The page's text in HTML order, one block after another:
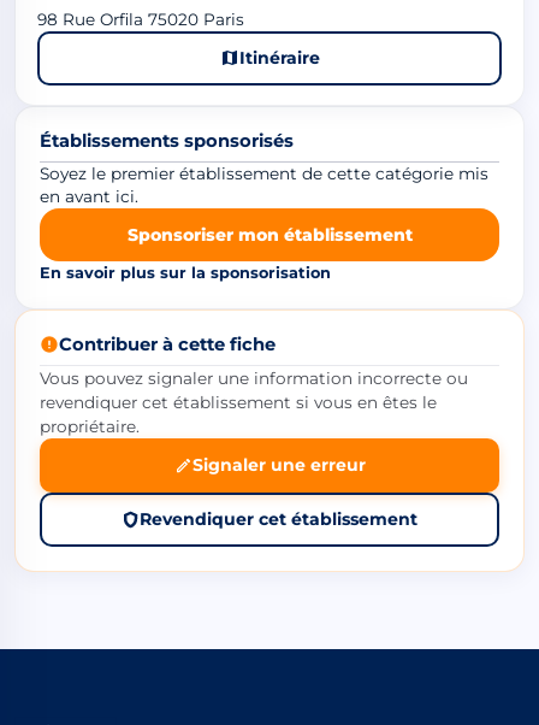
98 Rue Orfila 75020 Paris
Itinéraire
Établissements sponsorisés
Soyez le premier établissement de cette catégorie mis
en avant ici.
Sponsoriser mon établissement
En savoir plus sur la sponsorisation
Contribuer à cette fiche
Vous pouvez signaler une information incorrecte ou
revendiquer cet établissement si vous en êtes le
propriétaire.
Signaler une erreur
Revendiquer cet établissement